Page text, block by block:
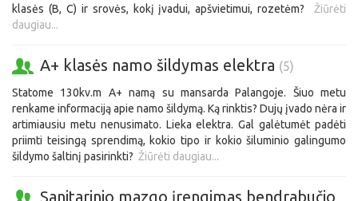
klasės (B, C) ir srovės, kokį įvadui, apšvietimui, rozetėm? Žiūrėti
daugiau...
A+ klasės namo šildymas elektra (5)
Statome 130kv.m A+ namą su mansarda Palangoje. Šiuo metu
renkame informaciją apie namo šildymą. Ką rinktis? Dujų įvado nėra ir
artimiausiu metu nenusimato. Lieka elektra. Gal galėtumėt padėti
priimti teisingą sprendimą, kokio tipo ir kokio šiluminio galingumo
šildymo šaltinį pasirinkti? Žiūrėti daugiau...
Sanitarinio mazgo įrengimas bendrabučio